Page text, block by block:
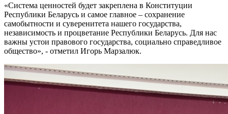
«Система ценностей будет закреплена в Конституции
Республики Беларусь и самое главное – сохранение
самобытности и суверенитета нашего государства,
независимость и процветание Республики Беларусь. Для нас
важны устои правового государства, социально справедливое
общество», - отметил Игорь Марзалюк.